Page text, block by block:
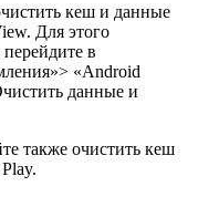
кеш и данные
Для этого
в
«Android
данные и
также очистить кеш